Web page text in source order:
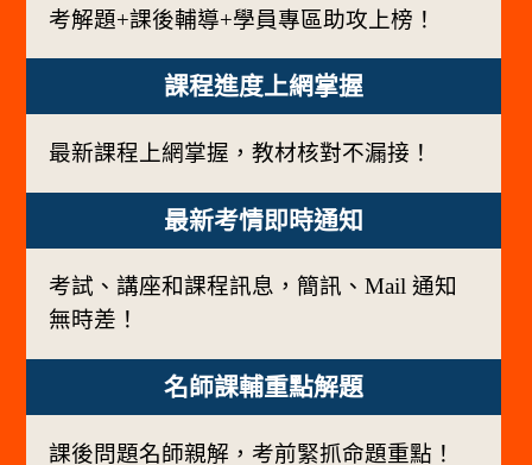
考解題+課後輔導+學員專區助攻上榜！
課程進度上網掌握
最新課程上網掌握，教材核對不漏接！
最新考情即時通知
考試、講座和課程訊息，簡訊、Mail 通知
無時差！
名師課輔重點解題
課後問題名師親解，考前緊抓命題重點！